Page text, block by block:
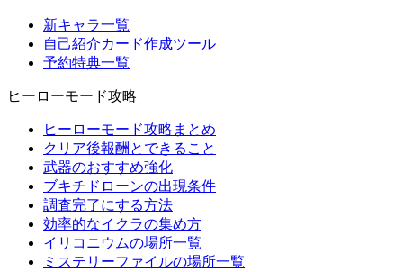
新キャラ一覧
自己紹介カード作成ツール
予約特典一覧
ヒーローモード攻略
ヒーローモード攻略まとめ
クリア後報酬とできること
武器のおすすめ強化
ブキチドローンの出現条件
調査完了にする方法
効率的なイクラの集め方
イリコニウムの場所一覧
ミステリーファイルの場所一覧